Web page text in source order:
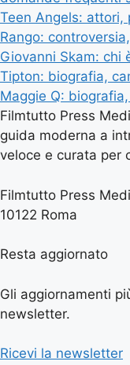
Teen Angels: attori,
Rango:
Giovanni Skam: chi
Tipton: biografia,
Maggie Q:
Filmtutto Press
guida moderna a
veloce e curata per
Filmtutto Press
10122 Roma
Resta aggiornato
Gli aggiornamenti
newsletter.
Ricevi la newsletter